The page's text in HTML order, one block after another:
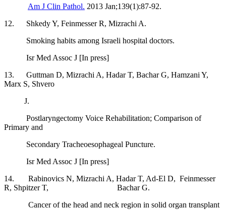
Am J Clin Pathol. 2013 Jan;139(1):87-92.
12. Shkedy Y, Feinmesser R, Mizrachi A.
Smoking habits among Israeli hospital doctors.
Isr Med Assoc J [In press]
13. Guttman D, Mizrachi A, Hadar T, Bachar G, Hamzani Y,
Marx S, Shvero
J.
Postlaryngectomy Voice Rehabilitation; Comparison of
Primary and
Secondary Tracheoesophageal Puncture.
Isr Med Assoc J [In press]
14. Rabinovics N, Mizrachi A, Hadar T, Ad-El D, Feinmesser
R, Shpitzer T, Bachar G.
Cancer of the head and neck region in solid organ transplant